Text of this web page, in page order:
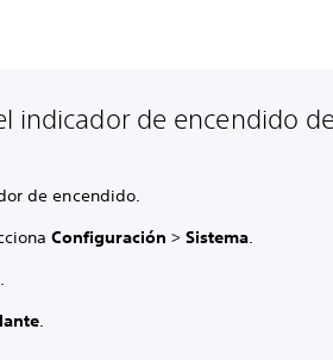
indicador de encendido
de encendido.
Configuración>Sistema.
.
.